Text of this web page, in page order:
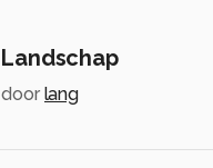
Landschap
door lang